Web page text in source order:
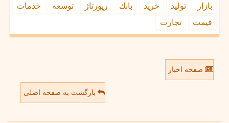
بازار تولید خرید بانك رپورتاژ توسعه
خدمات
قیمت
تجارت
صفحه اخبار
بازگشت به صفحه اصلی